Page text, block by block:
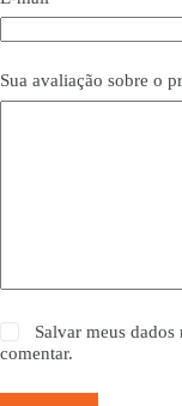
Sua avaliação sobre o
Salvar meus
comentar.